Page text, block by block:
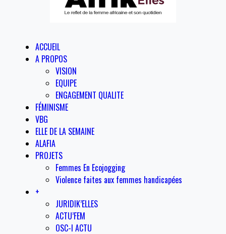
ACCUEIL
A PROPOS
VISION
EQUIPE
ENGAGEMENT QUALITE
FÉMINISME
VBG
ELLE DE LA SEMAINE
ALAFIA
PROJETS
Femmes En Ecojogging
Violence faites aux femmes handicapées
+
JURIDIK’ELLES
ACTU’FEM
OSC-I ACTU